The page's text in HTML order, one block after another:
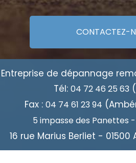
CONTACTEZ-
Entreprise de dépannage
Tél: 04 72 46 25 63
Fax : 04 74 61 23 94
5 impasse des Panettes -
16 rue Marius Berliet - 01500